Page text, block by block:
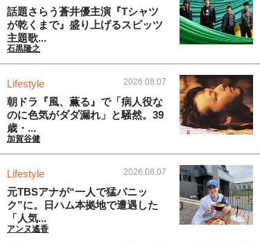
話題さらう蒼井優主演『Tシャツ
が乾くまで』盛り上げるスピッツ
主題歌...
石黒隆之
Lifestyle 2026.08.07
朝ドラ『風、薫る』で「病人役な
のに色気がダダ漏れ」と騒然。39
歳・...
加賀谷健
Lifestyle 2026.08.07
元TBSアナが“一人で猛パニッ
ク”に。日ハム本拠地で遭遇した
「人気...
アンヌ遙香